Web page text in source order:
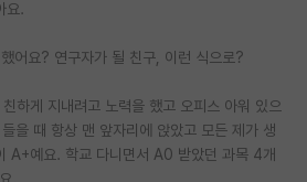
요.
어요? 연구자가 될 친구, 이런 식으로?
하게 지내려고 노력을 했고 오피스 아워 있으
을 때 항상 맨 앞자리에 앉았고 모든 제가 생
A+예요. 학교 다니면서 A0 받았던 과목 4개
.